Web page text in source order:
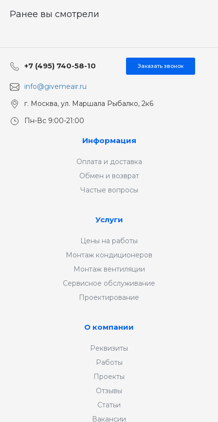
Ранее вы смотрели
+7 (495) 740-58-10 Заказать звонок
info@givemeair.ru
г. Москва, ул. Маршала Рыбалко, 2к6
Пн-Вс 9:00-21:00
Информация
Оплата и доставка
Обмен и возврат
Частые вопросы
Услуги
Цены на работы
Монтаж кондиционеров
Монтаж вентиляции
Сервисное обслуживание
Проектирование
О компании
Реквизиты
Работы
Проекты
Отзывы
Статьи
Вакансии